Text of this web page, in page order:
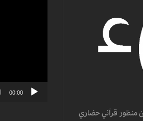
منظور قرآني حضاري
00:00